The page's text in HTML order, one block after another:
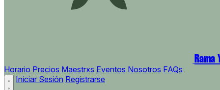
Rama
Horario Precios Maestrxs Eventos Nosotros FAQs
Iniciar Sesión Registrarse